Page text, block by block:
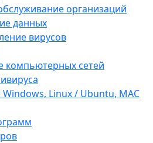
организаций
данных
вирусов
компьютерных сетей
Windows, Linux / Ubuntu, МАС